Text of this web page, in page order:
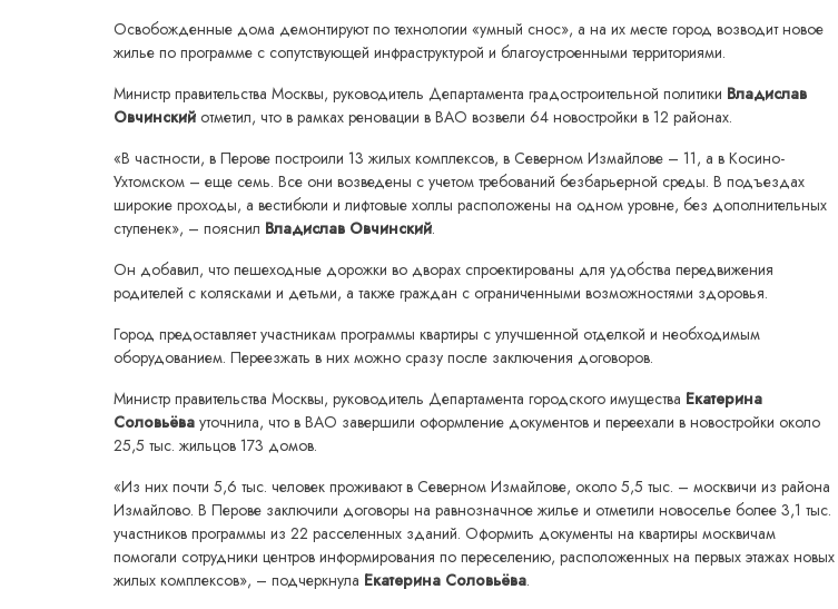
Освобожденные дома демонтируют по технологии «умный снос», а на их месте город возводит новое
жилье по программе с сопутствующей инфраструктурой и благоустроенными территориями.
Министр правительства Москвы, руководитель Департамента градостроительной политики Владислав
Овчинский отметил, что в рамках реновации в ВАО возвели 64 новостройки в 12 районах.
«В частности, в Перове построили 13 жилых комплексов, в Северном Измайлове – 11, а в Косино-
Ухтомском – еще семь. Все они возведены с учетом требований безбарьерной среды. В подъездах
широкие проходы, а вестибюли и лифтовые холлы расположены на одном уровне, без дополнительных
ступенек», – пояснил Владислав Овчинский.
Он добавил, что пешеходные дорожки во дворах спроектированы для удобства передвижения
родителей с колясками и детьми, а также граждан с ограниченными возможностями здоровья.
Город предоставляет участникам программы квартиры с улучшенной отделкой и необходимым
оборудованием. Переезжать в них можно сразу после заключения договоров.
Министр правительства Москвы, руководитель Департамента городского имущества Екатерина
Соловьёва уточнила, что в ВАО завершили оформление документов и переехали в новостройки около
25,5 тыс. жильцов 173 домов.
«Из них почти 5,6 тыс. человек проживают в Северном Измайлове, около 5,5 тыс. – москвичи из района
Измайлово. В Перове заключили договоры на равнозначное жилье и отметили новоселье более 3,1 тыс.
участников программы из 22 расселенных зданий. Оформить документы на квартиры москвичам
помогали сотрудники центров информирования по переселению, расположенных на первых этажах новых
жилых комплексов», – подчеркнула Екатерина Соловьёва.